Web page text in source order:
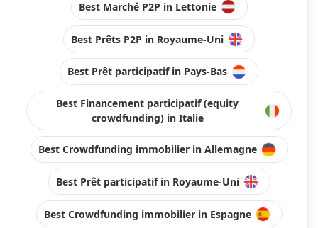
Best Marché P2P in Lettonie
Best Prêts P2P in Royaume-Uni
Best Prêt participatif in Pays-Bas
Best Financement participatif (equity
crowdfunding) in Italie
Best Crowdfunding immobilier in Allemagne
Best Prêt participatif in Royaume-Uni
Best Crowdfunding immobilier in Espagne